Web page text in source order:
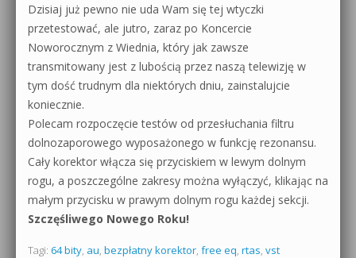
Dzisiaj już pewno nie uda Wam się tej wtyczki
przetestować, ale jutro, zaraz po Koncercie
Noworocznym z Wiednia, który jak zawsze
transmitowany jest z lubością przez naszą telewizję w
tym dość trudnym dla niektórych dniu, zainstalujcie
koniecznie.
Polecam rozpoczęcie testów od przesłuchania filtru
dolnozaporowego wyposażonego w funkcję rezonansu.
Cały korektor włącza się przyciskiem w lewym dolnym
rogu, a poszczególne zakresy można wyłączyć, klikając na
małym przycisku w prawym dolnym rogu każdej sekcji.
Szczęśliwego Nowego Roku!
Tagi: 64 bity, au, bezpłatny korektor, free eq, rtas, vst